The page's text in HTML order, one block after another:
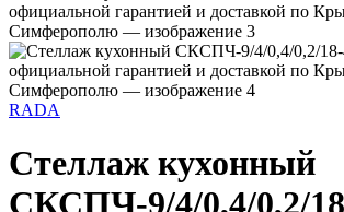
RADA
Стеллаж кухонный
СКСПЧ-9/4/0,4/0,2/